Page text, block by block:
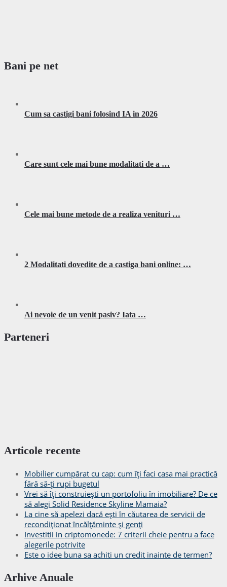
Bani pe net
Cum sa castigi bani folosind IA in 2026
Care sunt cele mai bune modalitati de a …
Cele mai bune metode de a realiza venituri …
2 Modalitati dovedite de a castiga bani online: …
Ai nevoie de un venit pasiv? Iata …
Parteneri
Articole recente
Mobilier cumpărat cu cap: cum îți faci casa mai practică
fără să-ți rupi bugetul
Vrei să îți construiești un portofoliu în imobiliare? De ce
să alegi Solid Residence Skyline Mamaia?
La cine să apelezi dacă ești în căutarea de servicii de
recondiționat încălțăminte și genți
Investitii in criptomonede: 7 criterii cheie pentru a face
alegerile potrivite
Este o idee buna sa achiti un credit inainte de termen?
Arhive Anuale